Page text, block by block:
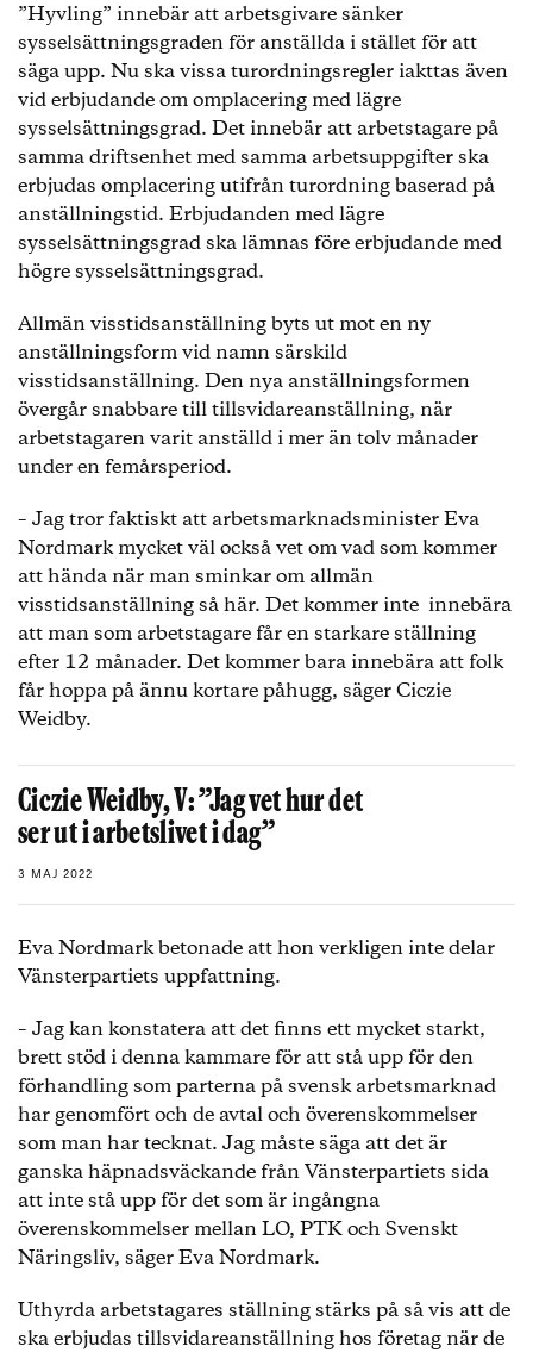
”Hyvling” innebär att arbetsgivare sänker
sysselsättningsgraden för anställda i stället för att
säga upp. Nu ska vissa turordningsregler iakttas även
vid erbjudande om omplacering med lägre
sysselsättningsgrad. Det innebär att arbetstagare på
samma driftsenhet med samma arbetsuppgifter ska
erbjudas omplacering utifrån turordning baserad på
anställningstid. Erbjudanden med lägre
sysselsättningsgrad ska lämnas före erbjudande med
högre sysselsättningsgrad.
Allmän visstidsanställning byts ut mot en ny
anställningsform vid namn särskild
visstidsanställning. Den nya anställningsformen
övergår snabbare till tillsvidareanställning, när
arbetstagaren varit anställd i mer än tolv månader
under en femårsperiod.
– Jag tror faktiskt att arbetsmarknadsminister Eva
Nordmark mycket väl också vet om vad som kommer
att hända när man sminkar om allmän
visstidsanställning så här. Det kommer inte innebära
att man som arbetstagare får en starkare ställning
efter 12 månader. Det kommer bara innebära att folk
får hoppa på ännu kortare påhugg, säger Ciczie
Weidby.
Ciczie Weidby, V: ”Jag vet hur det
ser ut i arbetslivet i dag”
3 MAJ 2022
Eva Nordmark betonade att hon verkligen inte delar
Vänsterpartiets uppfattning.
– Jag kan konstatera att det finns ett mycket starkt,
brett stöd i denna kammare för att stå upp för den
förhandling som parterna på svensk arbetsmarknad
har genomfört och de avtal och överenskommelser
som man har tecknat. Jag måste säga att det är
ganska häpnadsväckande från Vänsterpartiets sida
att inte stå upp för det som är ingångna
överenskommelser mellan LO, PTK och Svenskt
Näringsliv, säger Eva Nordmark.
Uthyrda arbetstagares ställning stärks på så vis att de
ska erbjudas tillsvidareanställning hos företag när de